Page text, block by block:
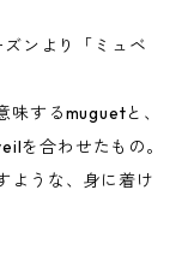
ンより「ミュベ
するmuguetと、
を合わせたもの。
ような、身に着け